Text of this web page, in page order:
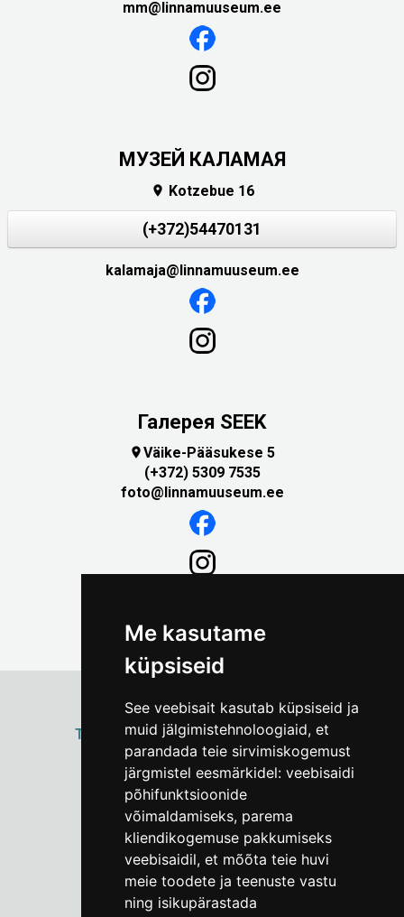
Me kasutame
küpsiseid
See veebisait kasutab küpsiseid ja
muid jälgimistehnoloogiaid, et
parandada teie sirvimiskogemust
järgmistel eesmärkidel: veebisaidi
põhifunktsioonide
võimaldamiseks, parema
kliendikogemuse pakkumiseks
veebisaidil, et mõõta teie huvi
meie toodete ja teenuste vastu
ning isikupärastada
mm@linnamuuseum.ee
МУЗЕЙ КАЛАМАЯ
 Kotzebue 16
(+372)54470131
kalamaja@linnamuuseum.ee
Галерея SEEK
Väike-Pääsukese 5
(+372) 5309 7535
foto@linnamuuseum.ee
ТАЛЛИННСКИЙГОРОДСКОЙ МУЗЕЙ
Vene 17
Пн–Пт 9–17:(+372) 610 4178
info@linnamuuseum.ee